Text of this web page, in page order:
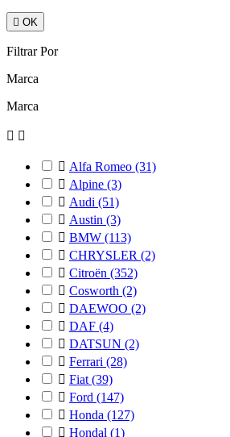
 OK
Filtrar Por
Marca
Marca
 
 Alfa Romeo (31)
 Alpine (3)
 Audi (51)
 Austin (3)
 BMW (113)
 CHRYSLER (2)
 Citroën (352)
 Cosworth (2)
 DAEWOO (2)
 DAF (4)
 DATSUN (2)
 Ferrari (28)
 Fiat(39)
 Ford (147)
 Honda (127)
 Hondal (1)